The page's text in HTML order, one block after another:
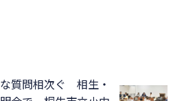
質問相次ぐ 相生・